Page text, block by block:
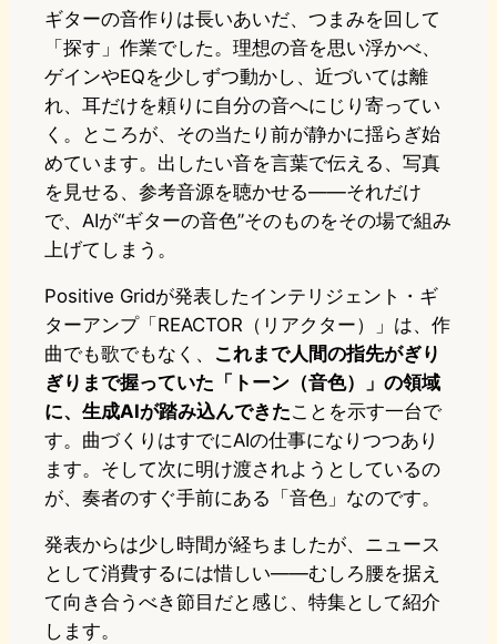
ギターの音作りは長いあいだ、つまみを回して
「探す」作業でした。理想の音を思い浮かべ、
ゲインやEQを少しずつ動かし、近づいては離
れ、耳だけを頼りに自分の音へにじり寄ってい
く。ところが、その当たり前が静かに揺らぎ始
めています。出したい音を言葉で伝える、写真
を見せる、参考音源を聴かせる——それだけ
で、AIが“ギターの音色”そのものをその場で組み
上げてしまう。
Positive Gridが発表したインテリジェント・ギ
ターアンプ「REACTOR（リアクター）」は、作
曲でも歌でもなく、 これまで人間の指先がぎり
ぎりまで握っていた「トーン（音色）」の領域
に、生成AIが踏み込んできたことを示す一台で
す。曲づくりはすでにAIの仕事になりつつあり
ます。そして次に明け渡されようとしているの
が、奏者のすぐ手前にある「音色」なのです。
発表からは少し時間が経ちましたが、ニュース
として消費するには惜しい——むしろ腰を据え
て向き合うべき節目だと感じ、特集として紹介
します。